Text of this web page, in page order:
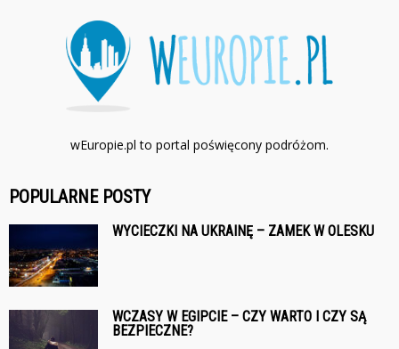
wEuropie.pl to portal poświęcony podróżom.
POPULARNE POSTY
WYCIECZKI NA UKRAINĘ – ZAMEK W OLESKU
WCZASY W EGIPCIE – CZY WARTO I CZY SĄ
BEZPIECZNE?